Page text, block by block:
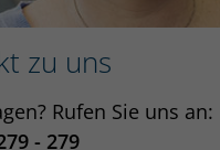
zu uns
Rufen Sie uns an:
- 279